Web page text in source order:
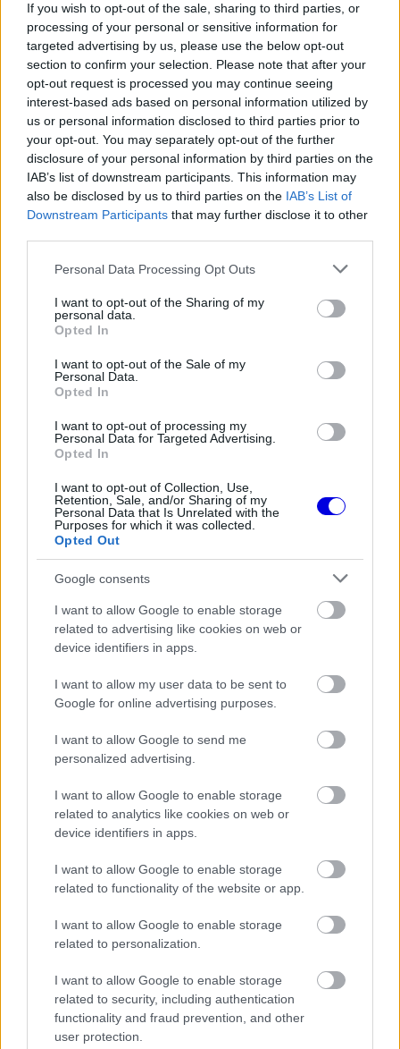
If you wish to opt-out of the sale, sharing to third parties, or
processing of your personal or sensitive information for
targeted advertising by us, please use the below opt-out
section to confirm your selection. Please note that after your
opt-out request is processed you may continue seeing
interest-based ads based on personal information utilized by
us or personal information disclosed to third parties prior to
your opt-out. You may separately opt-out of the further
disclosure of your personal information by third parties on the
IAB’s list of downstream participants. This information may
also be disclosed by us to third parties on the IAB’s List of
Downstream Participants that may further disclose it to other
Please note that this website/app uses one or more Google
not limited to your visit or usage behaviour. You may click to
grant or deny consent to Google and its third-party tags to
use your data for below specified purposes in below Google
consent section.
Personal Data Processing Opt Outs
I want to opt-out of the Sharing of my
personal data.
Opted In
I want to opt-out of the Sale of my
Personal Data.
Opted In
I want to opt-out of processing my
Personal Data for Targeted Advertising.
Opted In
I want to opt-out of Collection, Use,
Retention, Sale, and/or Sharing of my
Personal Data that Is Unrelated with the
Purposes for which it was collected.
Opted Out
Google consents
I want to allow Google to enable storage
related to advertising like cookies on web or
device identifiers in apps.
I want to allow my user data to be sent to
Google for online advertising purposes.
I want to allow Google to send me
personalized advertising.
I want to allow Google to enable storage
related to analytics like cookies on web or
device identifiers in apps.
I want to allow Google to enable storage
related to functionality of the website or app.
I want to allow Google to enable storage
related to personalization.
I want to allow Google to enable storage
related to security, including authentication
functionality and fraud prevention, and other
user protection.
előrelépése után a fiatal versenyző nehezen találta
a helyét. A 2025-ös szezonban eddig mindössze
20 pontot gyűjtött, amelyből 12-t még a bakui
verseny előtt szerzett. Bár az azeri hatodik hely
még mindig messze van Verstappen szintjétől, ez
az eredmény új reményt adhat számára a Red Bull
vagy a Racing Bulls üléséért folytatott harcban.
This
window.
the server or network failed or because the format
is not supported.
után, ahol Cunoda időnként egy másodperccel is
lassabb volt Verstappennél, gyökeres
változtatásra volt szükség. "Úgy döntöttünk,
hogy intenzívebb támogatást nyújtunk neki,
figyelembe véve a Maxhoz képest szerényebb
tapasztalatait. Az autót is jobban az ő vezetési
Red Bull
tanácsadója a Sky Deutschlandnak. A bakui
teljesítmény alapján úgy tűnik, hogy ez a stratégia
kezdi meghozni a gyümölcsét.
EZEKET IS AJÁNLJUK
FORMA-1
Fontos kulcsembert csábított át
FORMA-1
Óriási átalakulás a Ferrarinál,
miközben baljós árnyak vetülnek a
Holland Nagydíjra